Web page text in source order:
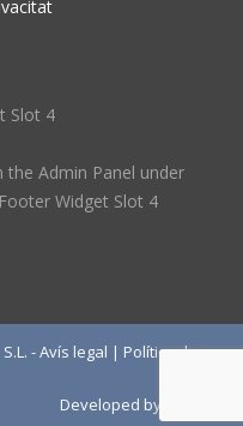
Slot 4
the Admin Panel under
Widget Slot 4
-Avís legal | Política de
Developed by